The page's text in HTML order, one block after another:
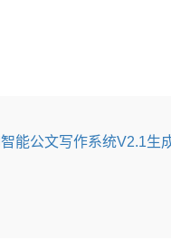
能公文写作系统V2.1生